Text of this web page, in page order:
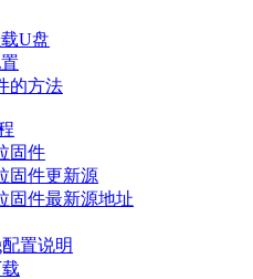
U盘
的方法
固件
固件更新源
固件最新源地址
配置说明